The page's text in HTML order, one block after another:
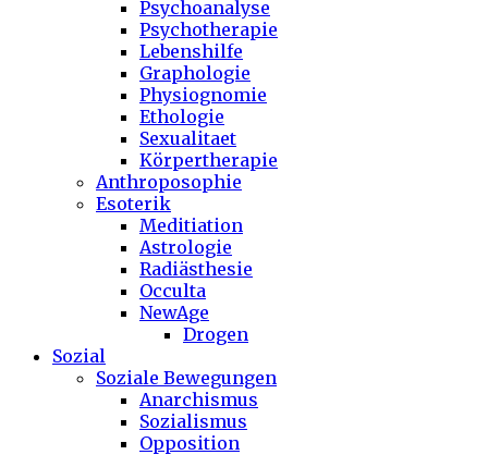
Psychoanalyse
Psychotherapie
Lebenshilfe
Graphologie
Physiognomie
Ethologie
Sexualitaet
Körpertherapie
Anthroposophie
Esoterik
Meditiation
Astrologie
Radiästhesie
Occulta
NewAge
Drogen
Sozial
Soziale Bewegungen
Anarchismus
Sozialismus
Opposition